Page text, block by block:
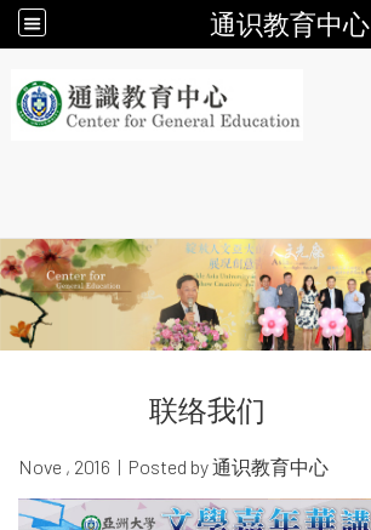
通识教育中心
联络我们
Nove , 2016 | Posted by 通识教育中心